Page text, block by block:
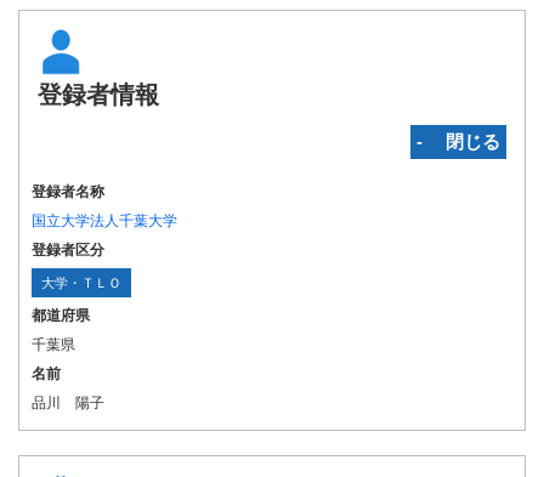
登録者情報
‐ 閉じる
登録者名称
国立大学法人千葉大学
登録者区分
大学・ＴＬＯ
都道府県
千葉県
名前
品川 陽子